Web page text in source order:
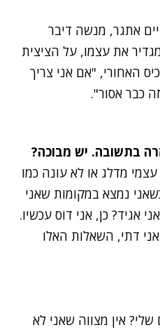
אתגר, מנשה דיבר
את עצמו, על הציצית
האחורי, "אם אני צריך
כבר אסור".
בתשובה. יש מבוכה?
מדלג או לא עונה כמו
נמצא במקומות שאני
אגיד? כן, אני דוס עכשיו.
דתי, השאלות האלו
אין מצווה שאני לא